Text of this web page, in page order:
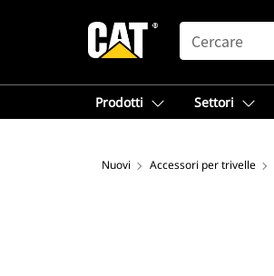
SEARCH
Prodotti Settori
Nuovi Accessori per trivelle